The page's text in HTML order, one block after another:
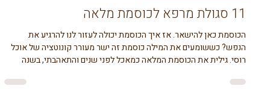
תזונה בריאה עם מזווה בריא
מאכלים וסימנים הנהוגים בראש השנה
בערב ראש השנה לובש הבית תחושה מיוחדת של התחלה ותקווה לשנה
החדשה. הבית מתמלא בריחות של מאכלים מיוחדים, מאכלים שהם סימנים